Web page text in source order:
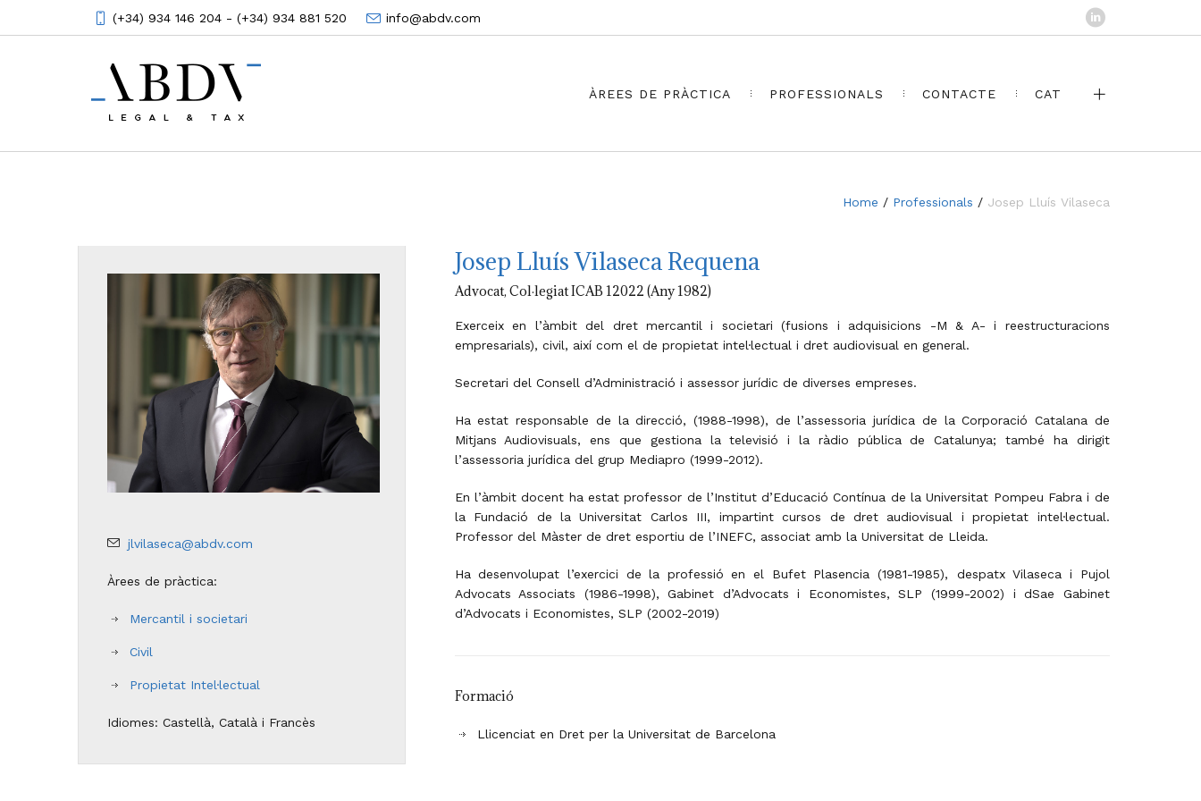
(+34) 934 146 204 - (+34) 934 881 520 info@abdv.com
ÀREES DE PRÀCTICA PROFESSIONALS CONTACTE CAT
Home / Professionals / Josep Lluís Vilaseca
jlvilaseca@abdv.com
Àrees de pràctica:
Mercantil i societari
Civil
Propietat Intel·lectual
Idiomes: Castellà, Català i Francès
Josep Lluís Vilaseca Requena
Advocat, Col·legiat ICAB 12022 (Any 1982)
Exerceix en l’àmbit del dret mercantil i societari (fusions i adquisicions -M & A- i reestructuracions
empresarials), civil, així com el de propietat intel·lectual i dret audiovisual en general.
Secretari del Consell d’Administració i assessor jurídic de diverses empreses.
Ha estat responsable de la direcció, (1988-1998), de l’assessoria jurídica de la Corporació Catalana de
Mitjans Audiovisuals, ens que gestiona la televisió i la ràdio pública de Catalunya; també ha dirigit
l’assessoria jurídica del grup Mediapro (1999-2012).
En l’àmbit docent ha estat professor de l’Institut d’Educació Contínua de la Universitat Pompeu Fabra i de
la Fundació de la Universitat Carlos III, impartint cursos de dret audiovisual i propietat intel·lectual.
Professor del Màster de dret esportiu de l’INEFC, associat amb la Universitat de Lleida.
Ha desenvolupat l’exercici de la professió en el Bufet Plasencia (1981-1985), despatx Vilaseca i Pujol
Advocats Associats (1986-1998), Gabinet d’Advocats i Economistes, SLP (1999-2002) i dSae Gabinet
d’Advocats i Economistes, SLP (2002-2019)
Formació
Llicenciat en Dret per la Universitat de Barcelona